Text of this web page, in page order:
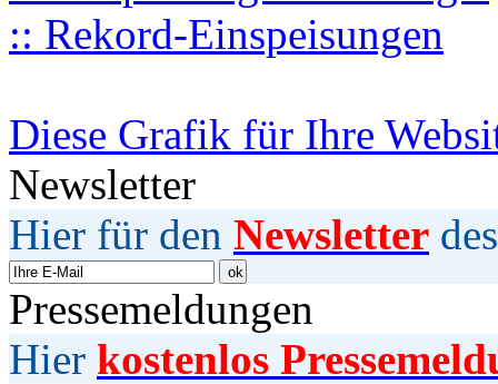
:: Rekord-Einspeisungen
Diese Grafik für Ihre
Newsletter
Hier für den Newsletter
Pressemeldungen
Hier kostenlos